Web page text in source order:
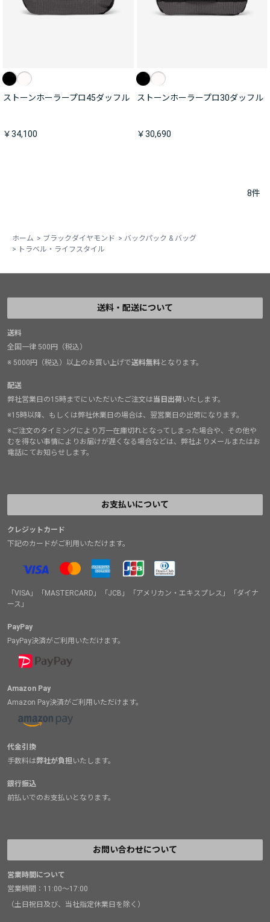
ストーンホーラープロ45ダッフル
￥34,100
ストーンホーラープロ30ダッフル
￥30,690
8件
ホーム > ブラックダイヤモンド > バックパック & バッグ
>
トラベル・ライフスタイル
送料・配送について
送料
全国一律 500円（税込）
※ 5000円（税込）以上のお買い上げで送料無料となります。
配送
弊社営業日の15時までにいただいたご注文は当日出荷いたします。
※15時以降、もしくは弊社休業日の場合は、翌営業日の出荷になります。
※ご注文のタイミングにより万一在庫切れとなってしまった場合や、その他や
むを得ない事情によりお届けが遅くなる場合などは、弊社よりメールまたはお
電話にてお知らせします。
お支払いについて
クレジットカード
下記のカードがご利用いただけます。
「VISA」「MASTERCARD」「JCB」「アメリカン・エキスプレス」「ダイナ
ース」
PayPay
PayPay決済がご利用いただけます。
Amazon Pay
Amazon Pay決済がご利用いただけます。
代金引換
手数料は弊社が負担いたします。
銀行振込
前払いでのお支払いとなります。
お問い合わせについて
営業時間について
営業時間：11:00～17:00
（土日祝日及び、当社指定休業日を除く）